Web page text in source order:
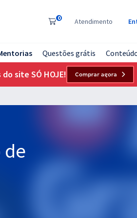
0 Atendimento
Questões grátis
site SÓ HOJE! Comprar agora
de